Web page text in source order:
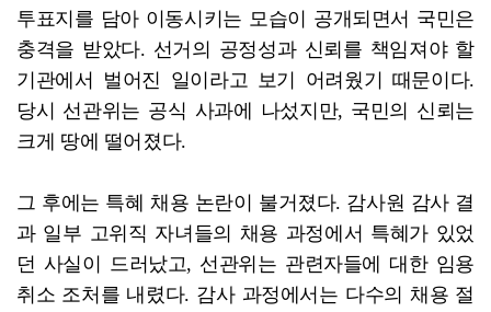
투표지를 담아 이동시키는 모습이 공개되면서 국민은
충격을 받았다. 선거의 공정성과 신뢰를 책임져야 할
기관에서 벌어진 일이라고 보기 어려웠기 때문이다.
당시 선관위는 공식 사과에 나섰지만, 국민의 신뢰는
크게 땅에 떨어졌다.
그 후에는 특혜 채용 논란이 불거졌다. 감사원 감사 결
과 일부 고위직 자녀들의 채용 과정에서 특혜가 있었
던 사실이 드러났고, 선관위는 관련자들에 대한 임용
취소 조처를 내렸다. 감사 과정에서는 다수의 채용 절